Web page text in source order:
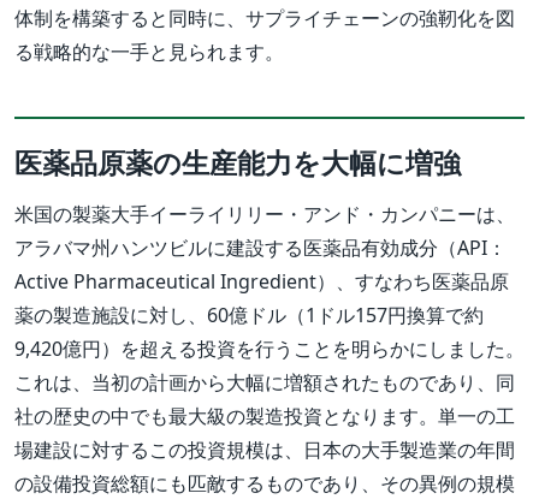
体制を構築すると同時に、サプライチェーンの強靭化を図
る戦略的な一手と見られます。
医薬品原薬の生産能力を大幅に増強
米国の製薬大手イーライリリー・アンド・カンパニーは、
アラバマ州ハンツビルに建設する医薬品有効成分（API：
Active Pharmaceutical Ingredient）、すなわち医薬品原
薬の製造施設に対し、60億ドル（1ドル157円換算で約
9,420億円）を超える投資を行うことを明らかにしました。
これは、当初の計画から大幅に増額されたものであり、同
社の歴史の中でも最大級の製造投資となります。単一の工
場建設に対するこの投資規模は、日本の大手製造業の年間
の設備投資総額にも匹敵するものであり、その異例の規模